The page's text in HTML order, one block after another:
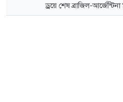
ড্রয়ে শেষ ব্রাজিল-